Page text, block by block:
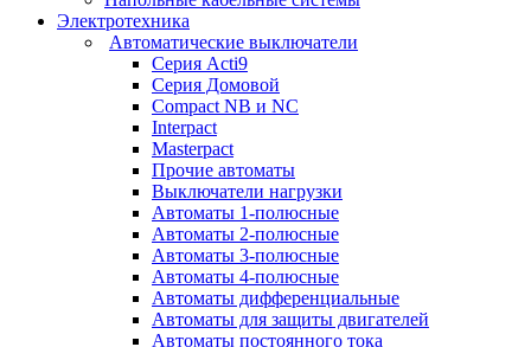
Электротехника
Автоматические выключатели
Серия Acti9
Серия Домовой
Compact NB и NC
Interpact
Masterpact
Прочие автоматы
Выключатели нагрузки
Автоматы 1-полюсные
Автоматы 2-полюсные
Автоматы 3-полюсные
Автоматы 4-полюсные
Автоматы дифференциальные
Автоматы для защиты двигателей
Автоматы постоянного тока